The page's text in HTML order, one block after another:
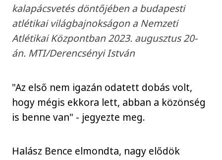
kalapácsvetés döntőjében a budapesti
atlétikai világbajnokságon a Nemzeti
Atlétikai Központban 2023. augusztus 20-
án. MTI/Derencsényi István
"Az első nem igazán odatett dobás volt,
hogy mégis ekkora lett, abban a közönség
is benne van" - jegyezte meg.
Halász Bence elmondta, nagy elődök